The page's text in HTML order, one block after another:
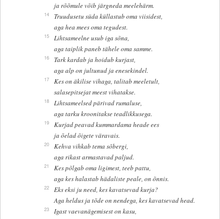
ja rõõmule võib järgneda meelehärm.
14
Truudusetu süda küllastub oma viisidest,
aga hea mees oma tegudest.
15
Lihtsameelne usub iga sõna,
aga taiplik paneb tähele oma samme.
16
Tark kardab ja hoidub kurjast,
aga alp on jultunud ja enesekindel.
17
Kes on äkilise vihaga, talitab meeletult,
salasepitsejat meest vihatakse.
18
Lihtsameelsed pärivad rumaluse,
aga tarku kroonitakse teadlikkusega.
19
Kurjad peavad kummardama heade ees
ja õelad õigete väravais.
20
Kehva vihkab tema sõbergi,
aga rikast armastavad paljud.
21
Kes põlgab oma ligimest, teeb pattu,
aga kes halastab hädaliste peale, on õnnis.
22
Eks eksi ju need, kes kavatsevad kurja?
Aga heldus ja tõde on nendega, kes kavatsevad head.
23
Igast vaevanägemisest on kasu,